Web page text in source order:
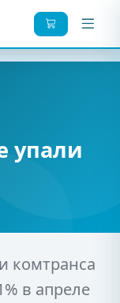
упали
комтранса
в апреле